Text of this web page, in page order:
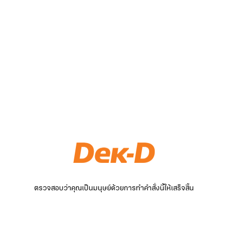
ตรวจสอบว่าคุณเป็นมนุษย์ด้วยการทำคำสั่งนี้ให้เสร็จสิ้น